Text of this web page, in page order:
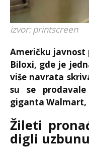
izvor: printscreen
Američku javnost
Biloxi, gde je
više navrata
su se
giganta Walmart,
Žileti
digli uzbunu